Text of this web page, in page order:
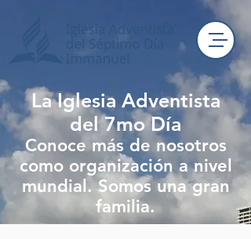
La Iglesia Adventista
del 7mo Día
Conoce más de nosotros
como organización a nivel
mundial. Somos una gran
familia.